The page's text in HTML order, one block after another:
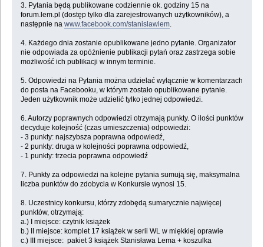
3. Pytania będą publikowane codziennie ok. godziny 15 na
forum.lem.pl (dostęp tylko dla zarejestrowanych użytkowników), a
następnie na www.facebook.com/stanislawlem.
4. Każdego dnia zostanie opublikowane jedno pytanie. Organizator
nie odpowiada za opóźnienie publikacji pytań oraz zastrzega sobie
możliwość ich publikacji w innym terminie.
5. Odpowiedzi na Pytania można udzielać wyłącznie w komentarzach
do posta na Facebooku, w którym zostało opublikowane pytanie.
Jeden użytkownik może udzielić tylko jednej odpowiedzi.
6. Autorzy poprawnych odpowiedzi otrzymają punkty. O ilości punktów
decyduje kolejność (czas umieszczenia) odpowiedzi:
- 3 punkty: najszybsza poprawna odpowiedź,
- 2 punkty: druga w kolejności poprawna odpowiedź,
- 1 punkty: trzecia poprawna odpowiedź
7. Punkty za odpowiedzi na kolejne pytania sumują się, maksymalna
liczba punktów do zdobycia w Konkursie wynosi 15.
8. Uczestnicy konkursu, którzy zdobędą sumarycznie najwięcej
punktów, otrzymają:
a.) I miejsce: czytnik książek
b.) II miejsce: komplet 17 książek w serii WL w miękkiej oprawie
c.) III miejsce: pakiet 3 książek Stanisława Lema + koszulka